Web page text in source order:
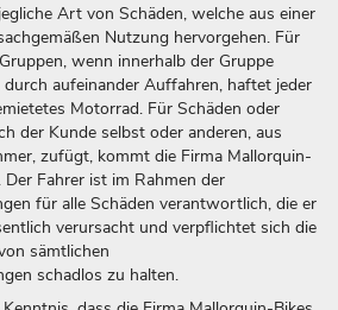
Art von Schäden, welche aus einer
Nutzung hervorgehen. Für
wenn innerhalb der Gruppe
durch aufeinander Auffahren, haftet jeder
Motorrad. Für Schäden oder
der Kunde selbst oder anderen, aus
zufügt, kommt die Firma Mallorquin-
Der Fahrer ist im Rahmen der
für alle Schäden verantwortlich, die er
verursacht und verpflichtet sich die
sämtlichen
schadlos zu halten.